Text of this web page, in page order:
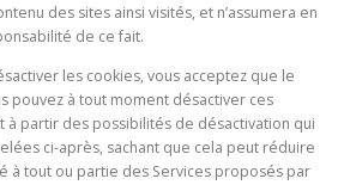
des sites ainsi visités, et n’assumera en
de ce fait.
les cookies, vous acceptez que le
pouvez à tout moment désactiver ces
à partir des possibilités de désactivation qui
ci-après, sachant que cela peut réduire
à tout ou partie des Services proposés par